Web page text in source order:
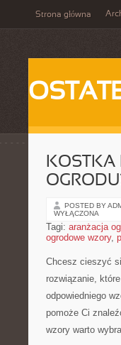
Strona główna
KOSTKA
POSTED BY
WYŁĄCZONA
Tagi: aranżacja
ogrodowe wzory,
Chcesz cieszyć
⁤rozwiązanie,
odpowiedniego
pomoże Ci
wzory warto